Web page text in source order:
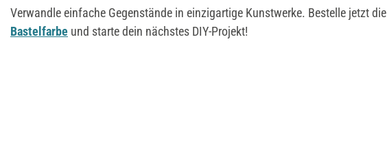
Verwandle einfache Gegenstände in einzigartige Kunstwerke. Bestelle jetzt die
Bastelfarbe und starte dein nächstes DIY-Projekt!